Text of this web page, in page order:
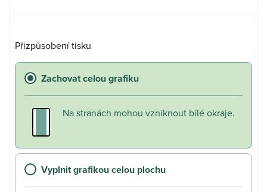
Přizpůsobení tisku
Zachovat celou grafiku
Na stranách mohou vzniknout bílé okraje.
Vyplnit grafikou celou plochu